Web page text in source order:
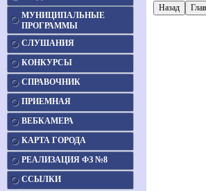
МУНИЦИПАЛЬНЫЕ
ПРОГРАММЫ
СЛУШАНИЯ
КОНКУРСЫ
СПРАВОЧНИК
ПРИЕМНАЯ
ВЕБКАМЕРА
КАРТА ГОРОДА
РЕАЛИЗАЦИЯ ФЗ №8
ССЫЛКИ